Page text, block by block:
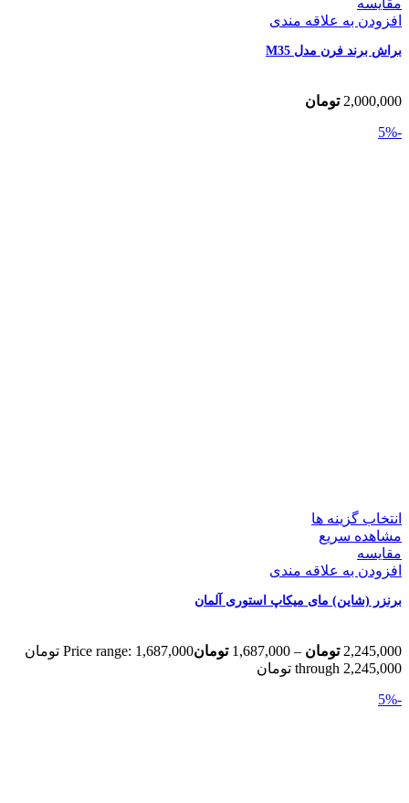
مقایسه
افزودن به علاقه مندی
براش برند فرن مدل M35
2,000,000 تومان
-5%
انتخاب گزینه ها
مشاهده سریع
مقایسه
افزودن به علاقه مندی
برنزر (شاین) مای میکاپ استوری آلمان
2,245,000 تومان –
1,687,000 تومان
Price range: 1,687,000 تومان
through 2,245,000 تومان
-5%